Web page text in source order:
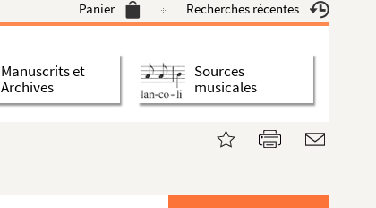
Panier Recherches récentes
Manuscrits et
Archives
Sources
musicales